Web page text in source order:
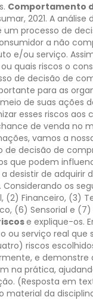
Comportamento
2021. A análise
um processo de
a não
e/ou serviço.
quais riscos o
de decisão de
para as
de suas ações
esses riscos aos
de venda no
vamos a
de decisão de
que podem
desistir de adquirir
os
(2) Financeiro, (3)
(6) Sensorial e
e explique-os.
ou serviço real que
riscos
e demonstre
na prática,
(Resposta em
material da